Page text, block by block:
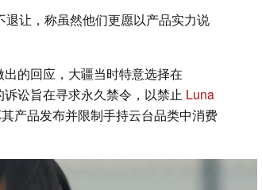
让，称虽然他们更愿以产品实力说
的回应，大疆当时特意选择在
讼旨在寻求永久禁令，以禁止 Luna
产品发布并限制手持云台品类中消费